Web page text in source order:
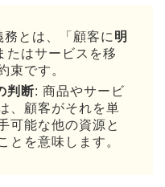
務とは、「顧客に 明
たはサービスを移
束です。
判断: 商品やサービ
、顧客がそれを単
可能な他の資源と
とを意味します。